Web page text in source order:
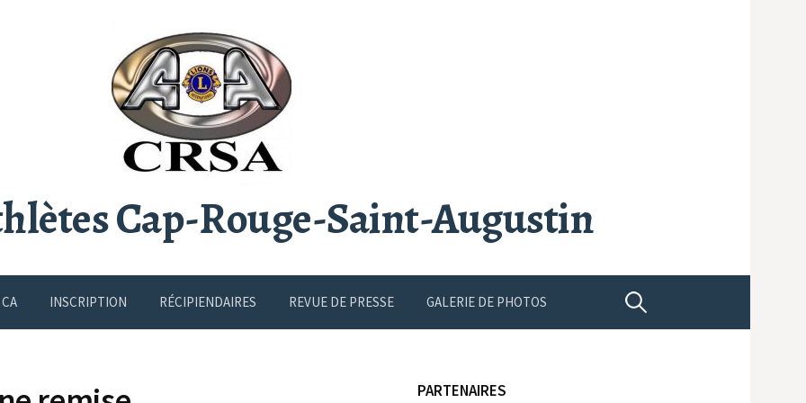
Cap-Rouge-Saint-Augustin
CA INSCRIPTION RÉCIPIENDAIRES REVUE DE PRESSE GALERIE DE PHOTOS Rechercher :
PARTENAIRES